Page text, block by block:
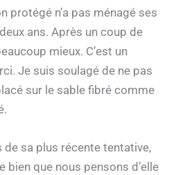
protégé n’a pas ménagé ses
ans. Après un coup de
mieux. C’est un
Je suis soulagé de ne pas
sur le sable fibré comme
sa plus récente tentative,
bien que nous pensons d’elle